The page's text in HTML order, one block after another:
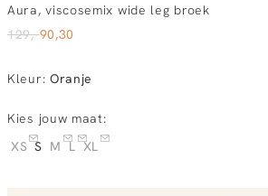
Aura, viscosemix wide leg broek
129,-90,30
Kleur: Oranje
Kies jouw maat:
XS S M L XL